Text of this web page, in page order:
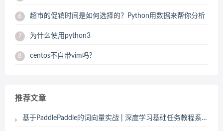
6 超市的促销时间是如何选择的？Python用数据来帮你分析
7 为什么使用python3
8 centos不自带vim吗?
推荐文章
基于PaddlePaddle的词向量实战 | 深度学习基础任务教程系列